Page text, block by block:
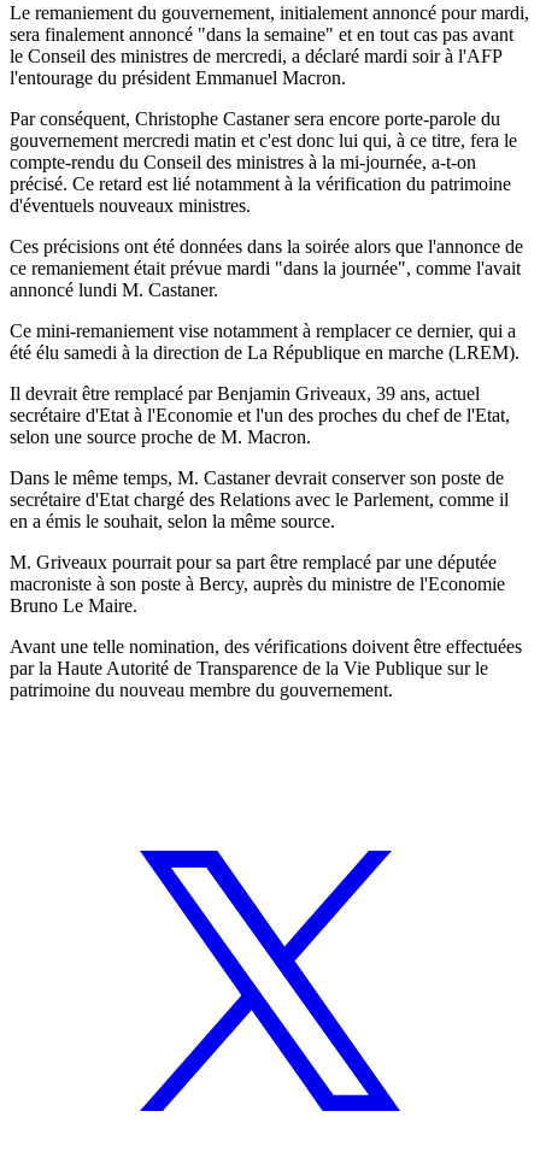
Le remaniement du gouvernement, initialement annoncé pour mardi,
sera finalement annoncé "dans la semaine" et en tout cas pas avant
le Conseil des ministres de mercredi, a déclaré mardi soir à l'AFP
l'entourage du président Emmanuel Macron.
Par conséquent, Christophe Castaner sera encore porte-parole du
gouvernement mercredi matin et c'est donc lui qui, à ce titre, fera le
compte-rendu du Conseil des ministres à la mi-journée, a-t-on
précisé. Ce retard est lié notamment à la vérification du patrimoine
d'éventuels nouveaux ministres.
Ces précisions ont été données dans la soirée alors que l'annonce de
ce remaniement était prévue mardi "dans la journée", comme l'avait
annoncé lundi M. Castaner.
Ce mini-remaniement vise notamment à remplacer ce dernier, qui a
été élu samedi à la direction de La République en marche (LREM).
Il devrait être remplacé par Benjamin Griveaux, 39 ans, actuel
secrétaire d'Etat à l'Economie et l'un des proches du chef de l'Etat,
selon une source proche de M. Macron.
Dans le même temps, M. Castaner devrait conserver son poste de
secrétaire d'Etat chargé des Relations avec le Parlement, comme il
en a émis le souhait, selon la même source.
M. Griveaux pourrait pour sa part être remplacé par une députée
macroniste à son poste à Bercy, auprès du ministre de l'Economie
Bruno Le Maire.
Avant une telle nomination, des vérifications doivent être effectuées
par la Haute Autorité de Transparence de la Vie Publique sur le
patrimoine du nouveau membre du gouvernement.